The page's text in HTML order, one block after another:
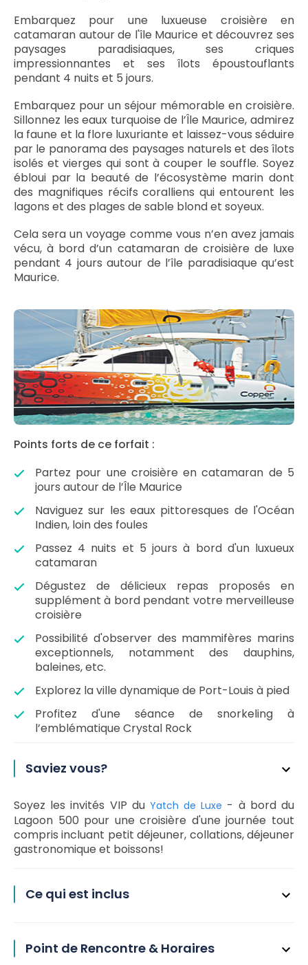
Embarquez pour une luxueuse croisière en
catamaran autour de l'île Maurice et découvrez ses
paysages paradisiaques, ses criques
impressionnantes et ses îlots époustouflants
pendant 4 nuits et 5 jours.
Embarquez pour un séjour mémorable en croisière.
Sillonnez les eaux turquoise de l’Île Maurice, admirez
la faune et la flore luxuriante et laissez-vous séduire
par le panorama des paysages naturels et des îlots
isolés et vierges qui sont à couper le souffle. Soyez
ébloui par la beauté de l’écosystème marin dont
des magnifiques récifs coralliens qui entourent les
lagons et des plages de sable blond et soyeux.
Cela sera un voyage comme vous n’en avez jamais
vécu, à bord d’un catamaran de croisière de luxe
pendant 4 jours autour de l’île paradisiaque qu’est
Maurice.
Points forts de ce forfait :
Partez pour une croisière en catamaran de 5
jours autour de l’Île Maurice
Naviguez sur les eaux pittoresques de l'Océan
Indien, loin des foules
Passez 4 nuits et 5 jours à bord d'un luxueux
catamaran
Dégustez de délicieux repas proposés en
supplément à bord pendant votre merveilleuse
croisière
Possibilité d'observer des mammifères marins
exceptionnels, notamment des dauphins,
baleines, etc.
Explorez la ville dynamique de Port-Louis à pied
Profitez d'une séance de snorkeling à
l’emblématique Crystal Rock
Saviez vous?
Soyez les invités VIP du Yatch de Luxe - à bord du
Lagoon 500 pour une croisière d'une journée tout
compris incluant petit déjeuner, collations, déjeuner
gastronomique et boissons!
Ce qui est inclus
Point de Rencontre & Horaires